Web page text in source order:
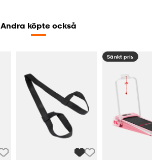
Andra köpte också
Sänkt pris